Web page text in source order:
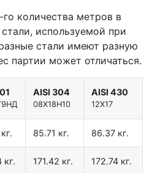
количества метров в
используемой при
стали имеют разную
партии может отличаться.
AISI 304
08Х18Н10
AISI 430
12Х17
85.71 кг. 86.37 кг.
кг. 171.42 кг. 172.74 кг.